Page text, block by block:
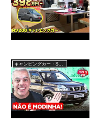
キャンピングカー・SUV人気車種